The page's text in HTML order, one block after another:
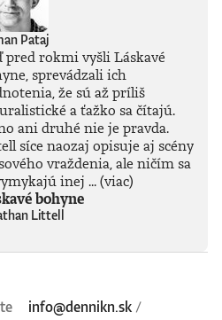
Pataj
pred rokmi vyšli Láskavé
sprevádzali ich
že sú až príliš
a ťažko sa čítajú.
ani druhé nie je pravda.
síce naozaj opisuje aj scény
vraždenia, ale ničím sa
inej ...(viac)
bohyne
Littell
info@dennikn.sk /